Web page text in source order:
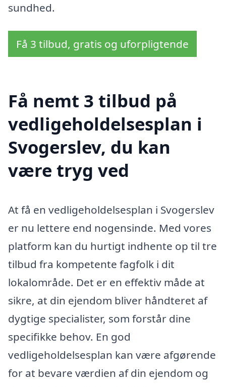
sundhed.
Få 3 tilbud, gratis og uforpligtende
Få nemt 3 tilbud på
vedligeholdelsesplan i
Svogerslev, du kan
være tryg ved
At få en vedligeholdelsesplan i Svogerslev
er nu lettere end nogensinde. Med vores
platform kan du hurtigt indhente op til tre
tilbud fra kompetente fagfolk i dit
lokalområde. Det er en effektiv måde at
sikre, at din ejendom bliver håndteret af
dygtige specialister, som forstår dine
specifikke behov. En god
vedligeholdelsesplan kan være afgørende
for at bevare værdien af din ejendom og